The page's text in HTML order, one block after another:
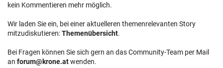
kein Kommentieren mehr möglich.
Wir laden Sie ein, bei einer aktuelleren themenrelevanten Story
mitzudiskutieren:Themenübersicht.
Bei Fragen können Sie sich gern an das Community-Team per Mail
an forum@krone.atwenden.